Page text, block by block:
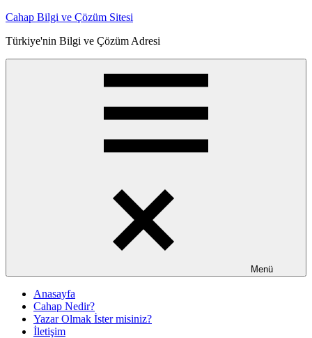
İçeriğe
Cahap Bilgi ve Çözüm Sitesi
Türkiye'nin Bilgi ve Çözüm Adresi
Menü
Anasayfa
Cahap Nedir?
Yazar Olmak İster misiniz?
İletişim